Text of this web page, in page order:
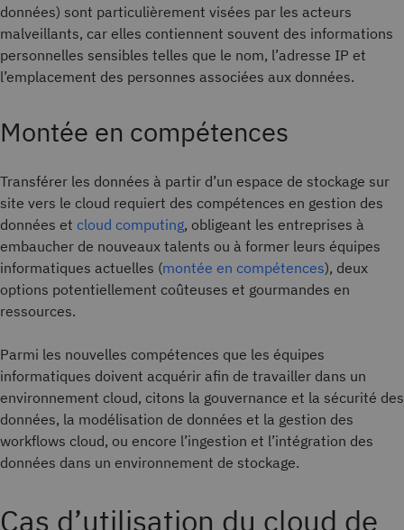
données) sont particulièrement visées par les acteurs
malveillants, car elles contiennent souvent des informations
personnelles sensibles telles que le nom, l’adresse IP et
l’emplacement des personnes associées aux données.
Montée en compétences
Transférer les données à partir d’un espace de stockage sur
site vers le cloud requiert des compétences en gestion des
données et cloud computing, obligeant les entreprises à
embaucher de nouveaux talents ou à former leurs équipes
informatiques actuelles (montée en compétences), deux
options potentiellement coûteuses et gourmandes en
ressources.
Parmi les nouvelles compétences que les équipes
informatiques doivent acquérir afin de travailler dans un
environnement cloud, citons la gouvernance et la sécurité des
données, la modélisation de données et la gestion des
workflows cloud, ou encore l’ingestion et l’intégration des
données dans un environnement de stockage.
Cas d’utilisation du cloud de